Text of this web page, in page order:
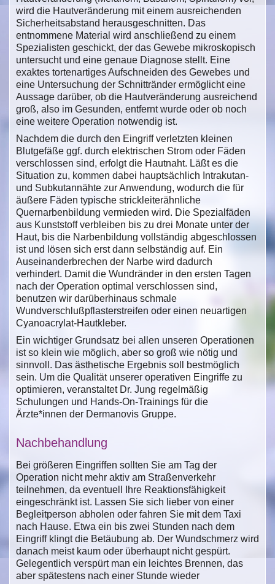
wird die Hautveränderung mit einem ausreichenden
Sicherheitsabstand herausgeschnitten. Das
entnommene Material wird anschließend zu einem
Spezialisten geschickt, der das Gewebe mikroskopisch
untersucht und eine genaue Diagnose stellt. Eine
exaktes tortenartiges Aufschneiden des Gewebes und
eine Untersuchung der Schnittränder ermöglicht eine
Aussage darüber, ob die Hautveränderung ausreichend
groß, also im Gesunden, entfernt wurde oder ob noch
eine weitere Operation notwendig ist.
Nachdem die durch den Eingriff verletzten kleinen
Blutgefäße ggf. durch elektrischen Strom oder Fäden
verschlossen sind, erfolgt die Hautnaht. Läßt es die
Situation zu, kommen dabei hauptsächlich Intrakutan-
und Subkutannähte zur Anwendung, wodurch die für
äußere Fäden typische strickleiterähnliche
Quernarbenbildung vermieden wird. Die Spezialfäden
aus Kunststoff verbleiben bis zu drei Monate unter der
Haut, bis die Narbenbildung vollständig abgeschlossen
ist und lösen sich erst dann selbständig auf. Ein
Auseinanderbrechen der Narbe wird dadurch
verhindert. Damit die Wundränder in den ersten Tagen
nach der Operation optimal verschlossen sind,
benutzen wir darüberhinaus schmale
Wundverschlußpflasterstreifen oder einen neuartigen
Cyanoacrylat-Hautkleber.
Ein wichtiger Grundsatz bei allen unseren Operationen
ist so klein wie möglich, aber so groß wie nötig und
sinnvoll. Das ästhetische Ergebnis soll bestmöglich
sein. Um die Qualität unserer operativen Eingriffe zu
optimieren, veranstaltet Dr. Jung regelmäßig
Schulungen und Hands-On-Trainings für die
Ärzte*innen der Dermanovis Gruppe.
Nachbehandlung
Bei größeren Eingriffen sollten Sie am Tag der
Operation nicht mehr aktiv am Straßenverkehr
teilnehmen, da eventuell Ihre Reaktionsfähigkeit
eingeschränkt ist. Lassen Sie sich lieber von einer
Begleitperson abholen oder fahren Sie mit dem Taxi
nach Hause. Etwa ein bis zwei Stunden nach dem
Eingriff klingt die Betäubung ab. Der Wundschmerz wird
danach meist kaum oder überhaupt nicht gespürt.
Gelegentlich verspürt man ein leichtes Brennen, das
aber spätestens nach einer Stunde wieder